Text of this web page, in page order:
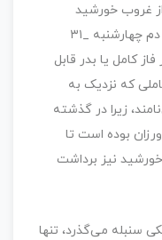
از غروب خورشید
(ساعت ۱۸:۵۰) طلوع می‌کند تا سپیده دم چهارشنبه _۳۱
کامل یا بدر قابل
که نزدیک به
زیرا در گذشته
بوده است تا
نیز برداشت
سنبله می‌گذرد، تنها